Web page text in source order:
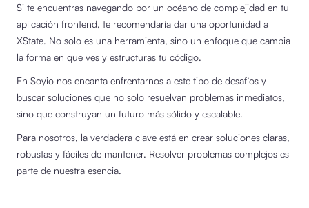
Si te encuentras navegando por un océano de complejidad en tu
aplicación frontend, te recomendaría dar una oportunidad a
XState. No solo es una herramienta, sino un enfoque que cambia
la forma en que ves y estructuras tu código.
En Soyio nos encanta enfrentarnos a este tipo de desafíos y
buscar soluciones que no solo resuelvan problemas inmediatos,
sino que construyan un futuro más sólido y escalable.
Para nosotros, la verdadera clave está en crear soluciones claras,
robustas y fáciles de mantener. Resolver problemas complejos es
parte de nuestra esencia.